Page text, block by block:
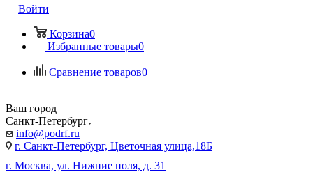
Войти
Корзина0
Избранные товары0
Сравнение товаров0
Ваш город
Санкт-Петербург
info@podrf.ru
г. Санкт-Петербург, Цветочная улица,18Б
г. Москва, ул. Нижние поля, д. 31